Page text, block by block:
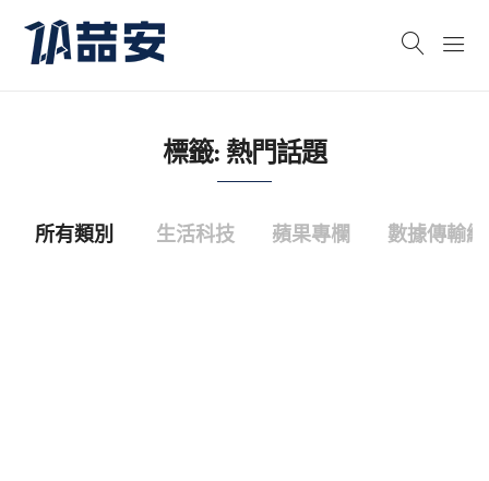
標籤:熱門話題
所有類別 生活科技 蘋果專欄 數據傳輸線